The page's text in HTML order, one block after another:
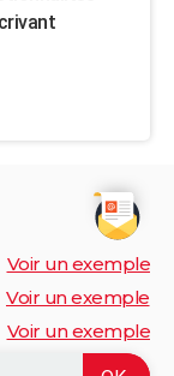
Voir un exemple
Voir un exemple
Voir un exemple